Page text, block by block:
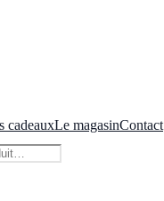
cadeauxLe magasinContact